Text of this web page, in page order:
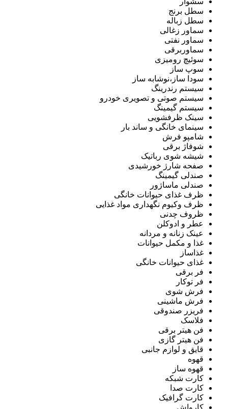
سطل برنج
سطل زباله
سماور زغالی
سماور نفتی
سماوربرقی
سوئیچ رومیزی
سوپ ساز
سودا ساز،نوشابه ساز
سیستم رندرینگ
سیستم صوتی و تصویری خودرو
سیستم گیمینگ
سینک ظرفشویی
سینمای خانگی و ساند بار
شامپو فرش
شوفاژ برقی
شیشه شوی رباتیک
صفحه شارژ خورشیدی
صندلی گیمینگ
صندلی ماساژور
ظرف غذای حیوانات خانگی
ظرف وکیوم نگهداری مواد غذایی
ظروف چدنی
عطر و ادوکلن
عینک زنانه و مردانه
غذا و مکمل حیوانات
غذاساز
غذای حیوانات خانگی
فر برقی
فر توکار
فرش شوی
فرش ماشینی
فریزر صندوقی
فلاسک
فن هیتر برقی
فن هیتر گازی
قایق و لوازم جانبی
قهوه
قهوه ساز
کارت شبکه
کارت صدا
کارت گرافیک
کارواش